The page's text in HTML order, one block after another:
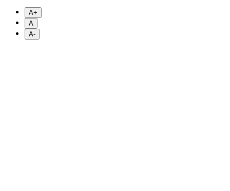
A+
A
A-